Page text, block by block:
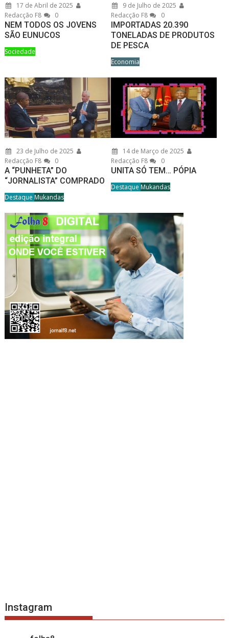
17 de Abril de 2025
Redacção F8
0
NEM TODOS OS JOVENS
SÃO EUNUCOS
Sociedade
9 de Julho de 2025
Redacção F8
0
IMPORTADAS 20.390
TONELADAS DE PRODUTOS
DE PESCA
Economia
23 de Julho de 2025
Redacção F8
0
A “PUNHETA” DO
“JORNALISTA” COMPRADO
Destaque Mukandas
14 de Março de 2025
Redacção F8
0
UNITA SÓ TEM… PÓPIA
Destaque Mukandas
Instagram